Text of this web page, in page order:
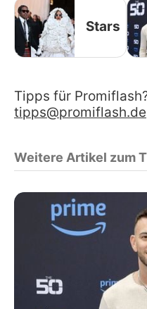
Stars
Tipps für
tipps@promiflash.de
Weitere Artikel zum